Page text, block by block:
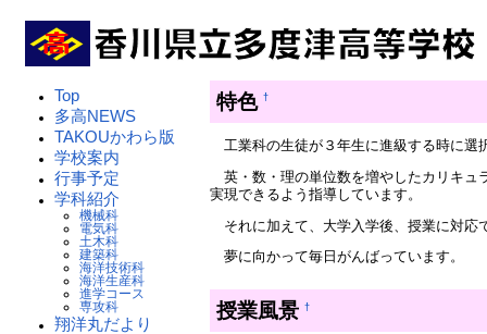
Top
多高NEWS
TAKOUかわら版
学校案内
行事予定
学科紹介
機械科
電気科
土木科
建築科
海洋技術科
海洋生産科
進学コース
専攻科
翔洋丸だより
特色 †
工業科の生徒が３年生に進級する時に選
英・数・理の単位数を増やしたカリキュ
実現できるよう指導しています。
それに加えて、大学入学後、授業に対応
夢に向かって毎日がんばっています。
授業風景 †